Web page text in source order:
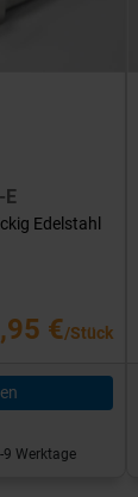
E
Edelstahl
€/Stück
9 Werktage